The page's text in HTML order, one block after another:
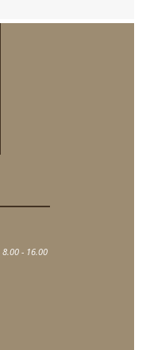
8.00 - 16.00